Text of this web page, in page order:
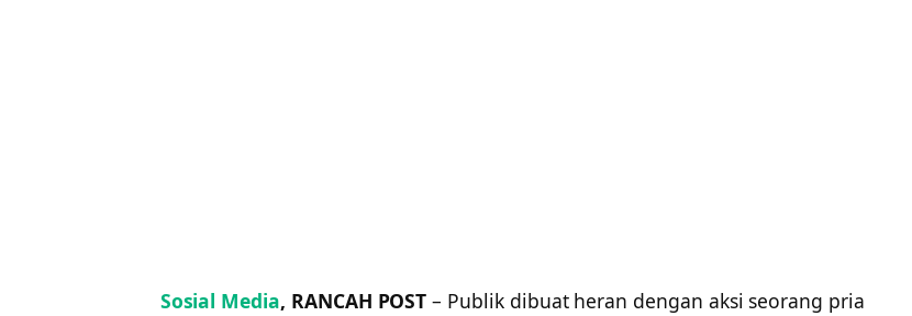
Sosial Media, RANCAH POST – Publik dibuat heran dengan aksi seorang pria